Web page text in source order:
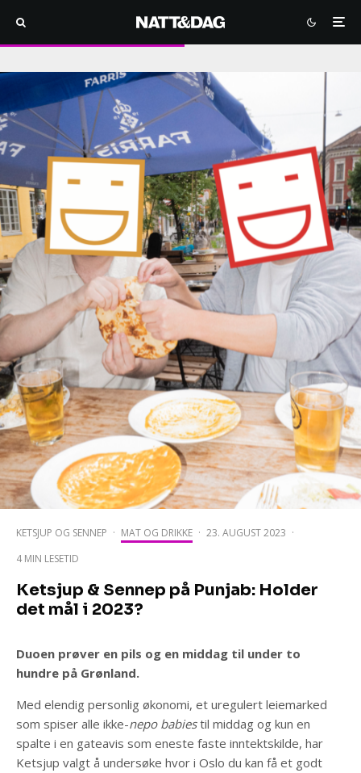
KETSJUP OG SENNEP · MAT OG DRIKKE · 23. AUGUST 2023 ·
4 MIN LESETID
Ketsjup & Sennep på Punjab: Holder
det mål i 2023?
Duoen prøver en pils og en middag til under to
hundre på Grønland.
Med elendig personlig økonomi, et uregulert leiemarked
som spiser alle ikke-nepo babiestil middag og kun en
spalte i en gateavis som eneste faste inntektskilde, har
Ketsjup valgt å undersøke hvor i Oslo du kan få et godt